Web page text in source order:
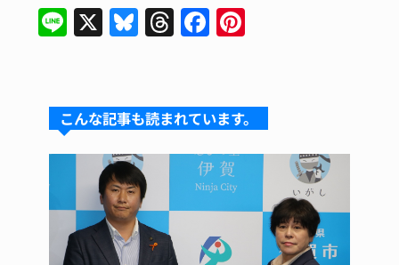
Li
n
X Bl
u
s
k
y
T
hr
a
d
s
F
a
e
b
o
o
k
re
st
こんな記事も読まれています。